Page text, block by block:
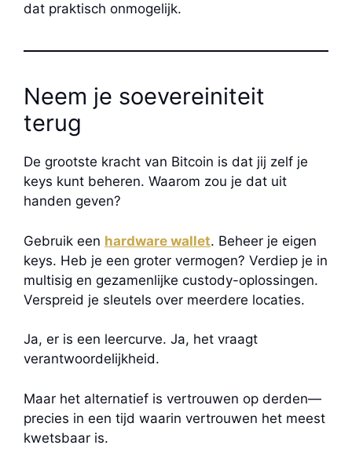
dat praktisch onmogelijk.
Neem je soevereiniteit
terug
De grootste kracht van Bitcoin is dat jij zelf je
keys kunt beheren. Waarom zou je dat uit
handen geven?
Gebruik een hardware wallet. Beheer je eigen
keys. Heb je een groter vermogen? Verdiep je in
multisig en gezamenlijke custody-oplossingen.
Verspreid je sleutels over meerdere locaties.
Ja, er is een leercurve. Ja, het vraagt
verantwoordelijkheid.
Maar het alternatief is vertrouwen op derden—
precies in een tijd waarin vertrouwen het meest
kwetsbaar is.